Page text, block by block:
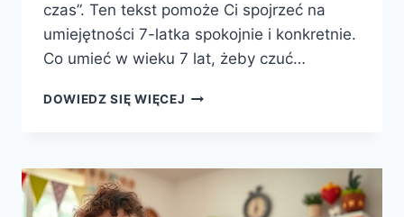
czas”. Ten tekst pomoże Ci spojrzeć na
umiejętności 7-latka spokojnie i konkretnie.
Co umieć w wieku 7 lat, żeby czuć…
DOWIEDZ SIĘ WIĘCEJ CO
LATEK
KLUCZOWE